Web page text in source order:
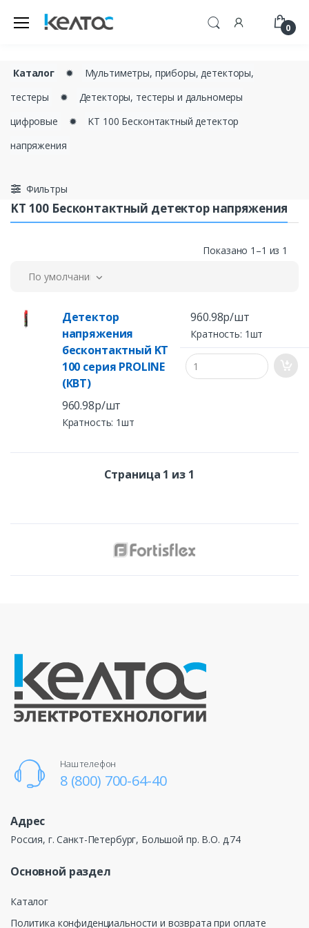
0
Каталог ✹
Мультиметры, приборы, детекторы,
тестеры
✹
Детекторы, тестеры и дальномеры
цифровые
✹
KT 100 Бесконтактный детектор
напряжения
Фильтры
KT 100 Бесконтактный детектор напряжения
Показано 1–1 из 1
По умолчанию
Детектор
напряжения
бесконтактный KT
100 серия PROLINE
(КВТ)
960.98р/шт
Кратность: 1шт
960.98р/шт
Кратность: 1шт
Страница 1 из 1
Наш телефон
8 (800) 700-64-40
Адрес
Россия, г. Санкт-Петербург, Большой пр. В.О. д.74
Основной раздел
Каталог
Политика конфиденциальности и возврата при оплате